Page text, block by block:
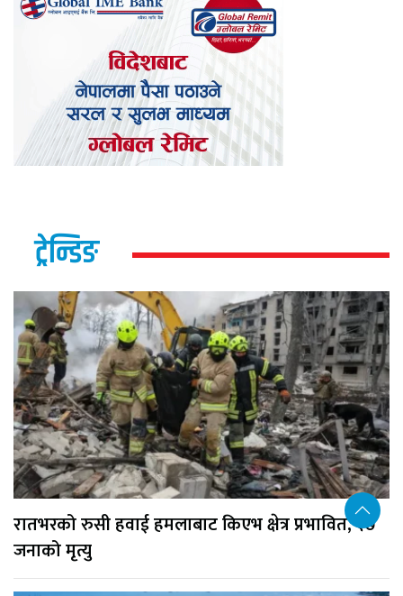
ट्रेन्डिङ
रातभरको रुसी हवाई हमलाबाट किएभ क्षेत्र प्रभावित, १७
जनाको मृत्यु